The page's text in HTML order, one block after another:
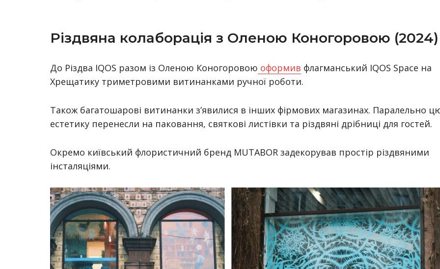
Різдвяна колаборація з Оленою Коногоровою (2024)
До Різдва IQOS разом із Оленою Коногоровою оформив флагманський IQOS Space на
Хрещатику триметровими витинанками ручної роботи.
Також багатошарові витинанки з’явилися в інших фірмових магазинах. Паралельно
естетику перенесли на паковання, святкові листівки та різдвяні дрібниці для гостей.
Окремо київський флористичний бренд MUTABOR задекорував простір різдвяними
інсталяціями.